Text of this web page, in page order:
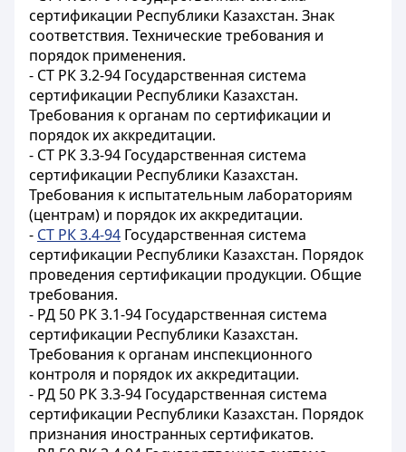
сертификации Республики Казахстан. Знак
соответствия. Технические требования и
порядок применения.
- СТ РК 3.2-94 Государственная система
сертификации Республики Казахстан.
Требования к органам по сертификации и
порядок их аккредитации.
- СТ РК 3.3-94 Государственная система
сертификации Республики Казахстан.
Требования к испытательным лабораториям
(центрам) и порядок их аккредитации.
- СТ РК 3.4-94 Государственная система
сертификации Республики Казахстан. Порядок
проведения сертификации продукции. Общие
требования.
- РД 50 РК 3.1-94 Государственная система
сертификации Республики Казахстан.
Требования к органам инспекционного
контроля и порядок их аккредитации.
- РД 50 РК 3.3-94 Государственная система
сертификации Республики Казахстан. Порядок
признания иностранных сертификатов.